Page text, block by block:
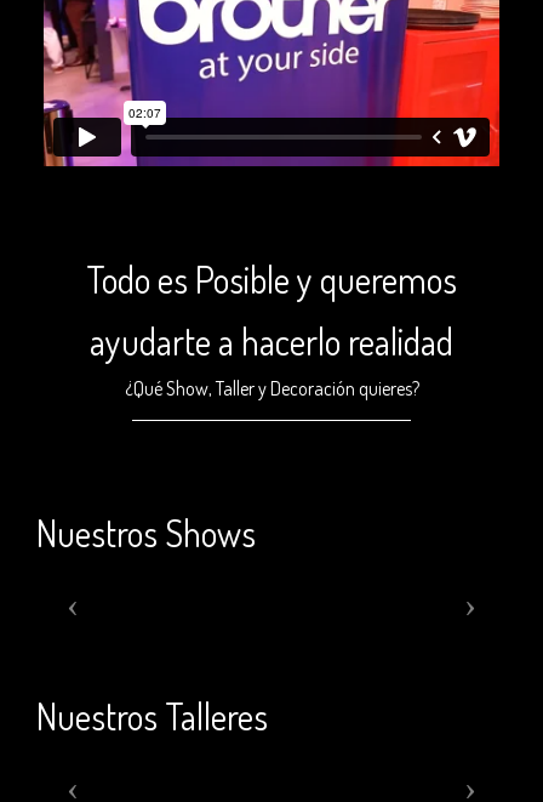
Todo es Posible y queremos
ayudarte a hacerlo realidad
¿Qué Show, Taller y Decoración quieres?
Nuestros Shows
Nuestros Talleres